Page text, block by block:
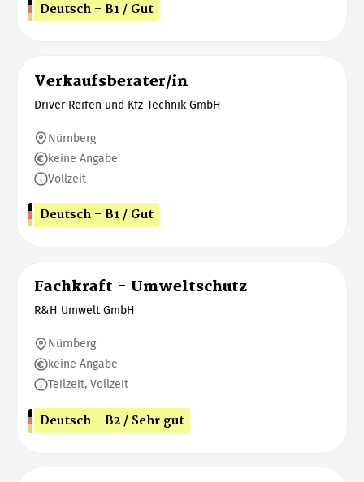
Deutsch - B1 / Gut
Verkaufsberater/in
Driver Reifen und Kfz-Technik GmbH
Nürnberg
keine Angabe
Vollzeit
Deutsch - B1 / Gut
Fachkraft - Umweltschutz
R&H Umwelt GmbH
Nürnberg
keine Angabe
Teilzeit, Vollzeit
Deutsch - B2 / Sehr gut